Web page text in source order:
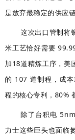
是放弃最稳定的供应
这次出口管制将
米工艺恰好需要
加18道精炼工序，美
的 107 道制程，成
程的核心专利，80%
除了台积电
力士这些巨头也面临